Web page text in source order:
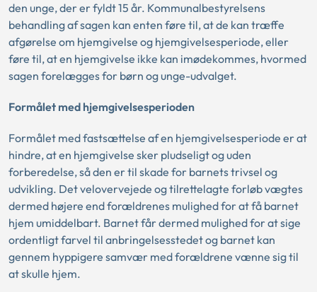
den unge, der er fyldt 15 år. Kommunalbestyrelsens
behandling af sagen kan enten føre til, at de kan træffe
afgørelse om hjemgivelse og hjemgivelsesperiode, eller
føre til, at en hjemgivelse ikke kan imødekommes, hvormed
sagen forelægges for børn og unge-udvalget.
Formålet med hjemgivelsesperioden
Formålet med fastsættelse af en hjemgivelsesperiode er at
hindre, at en hjemgivelse sker pludseligt og uden
forberedelse, så den er til skade for barnets trivsel og
udvikling. Det velovervejede og tilrettelagte forløb vægtes
dermed højere end forældrenes mulighed for at få barnet
hjem umiddelbart. Barnet får dermed mulighed for at sige
ordentligt farvel til anbringelsesstedet og barnet kan
gennem hyppigere samvær med forældrene vænne sig til
at skulle hjem.